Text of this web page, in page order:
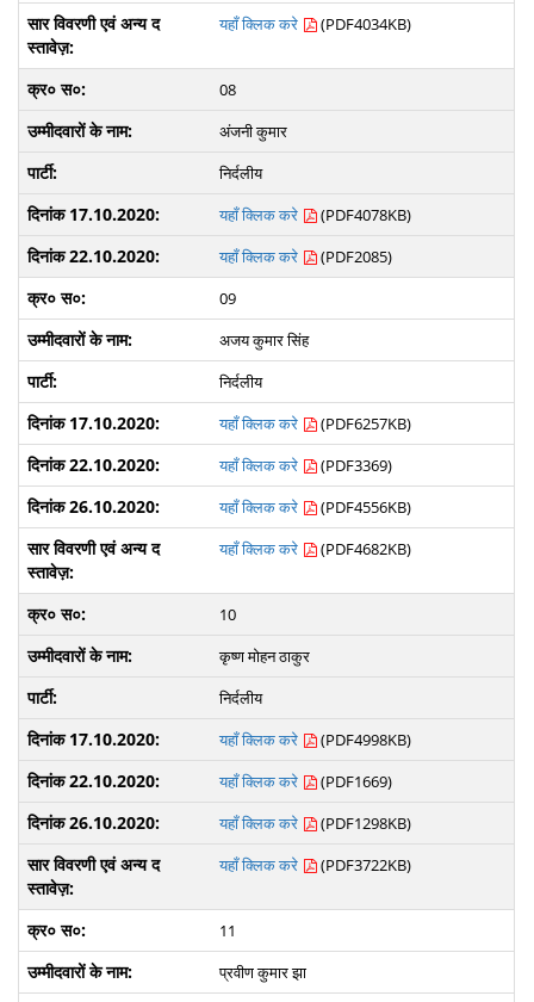
यहाँ क्लिक करे (PDF4034KB)
08
अंजनी कुमार
निर्दलीय
यहाँ क्लिक करे
(PDF4078KB)
यहाँ क्लिक करे
(PDF2085)
09
अजय कुमार सिंह
निर्दलीय
यहाँ क्लिक करे
(PDF6257KB)
यहाँ क्लिक करे
(PDF3369)
यहाँ क्लिक करे
(PDF4556KB)
यहाँ क्लिक करे
(PDF4682KB)
10
कृष्ण मोहन ठाकुर
निर्दलीय
यहाँ क्लिक करे
(PDF4998KB)
यहाँ क्लिक करे
(PDF1669)
यहाँ क्लिक करे
(PDF1298KB)
यहाँ क्लिक करे
(PDF3722KB)
11
प्रवीण कुमार झा